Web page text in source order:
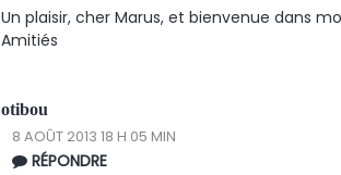
Un plaisir, cher Marus, et bienvenue dans
Amitiés
otibou
8 AOÛT 2013 18 H 05 MIN
RÉPONDRE